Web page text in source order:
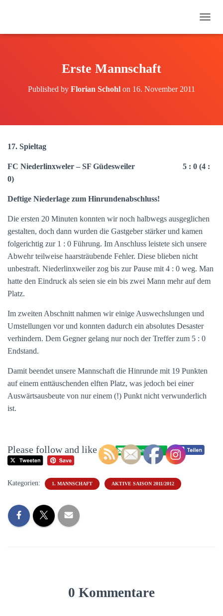
A
A
Erste Mannschaft
Published by Florian Schohl on 16. November 2011
17. Spieltag
FC Niederlinxweler – SF Güdesweiler 5 : 0 (4 :
0)
Deftige Niederlage zum Hinrundenabschluss!
Die ersten 20 Minuten konnten wir noch halbwegs ausgeglichen
gestalten, doch dann wurden die Gastgeber stärker und kamen
folgerichtig zur 1 : 0 Führung. Im Anschluss leistete sich unsere
Abwehr teilweise haarsträubende Fehler. Diese blieben nicht
unbestraft. Niederlinxweiler zog bis zur Pause mit 4 : 0 weg. Man
hatte den Eindruck als seien sie ein bis zwei Mann mehr auf dem
Platz.
Im zweiten Abschnitt nahmen wir einige Auswechslungen und
Umstellungen vor und konnten dadurch ein absolutes Desaster
verhindern. Dem Gegner gelang nur noch der Treffer zum 5 : 0
Endstand.
Damit beendet unsere Mannschaft die Hinrunde mit 19 Punkten
auf einem enttäuschenden elften Platz, was jedoch bei einer
Auswärtsausbeute von nur einem (!) Punkt nicht verwunderlich
ist.
Please follow and like us:
Kategorien: 1. MANNSCHAFT AKTIVE SAISON 2011/2012
0 Kommentare